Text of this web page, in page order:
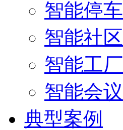
智能停车
智能社区
智能工厂
智能会议
典型案例